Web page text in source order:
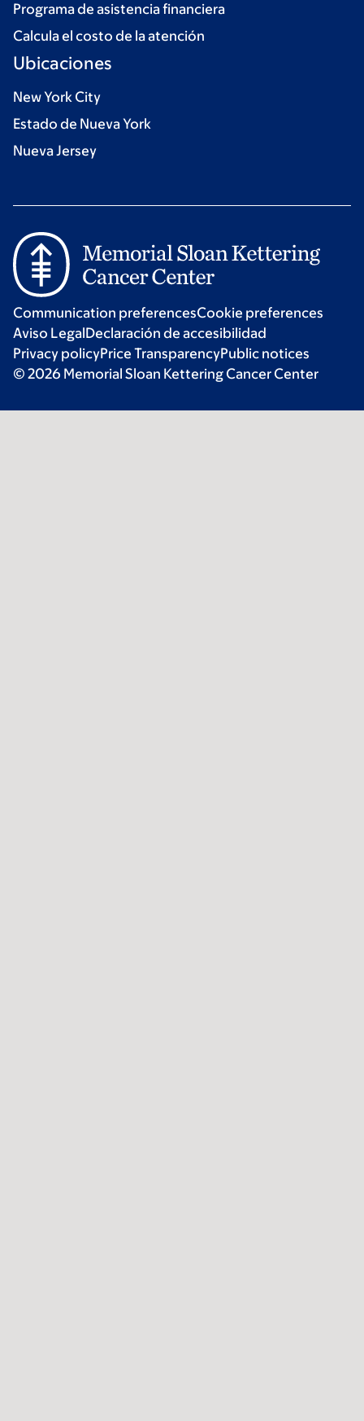
Programa de asistencia financiera
Calcula el costo de la atención
Ubicaciones
New York City
Estado de Nueva York
Nueva Jersey
Communication preferencesCookie preferences
Aviso LegalDeclaración de accesibilidad
Privacy policyPrice TransparencyPublic notices
© 2026 Memorial Sloan Kettering Cancer Center